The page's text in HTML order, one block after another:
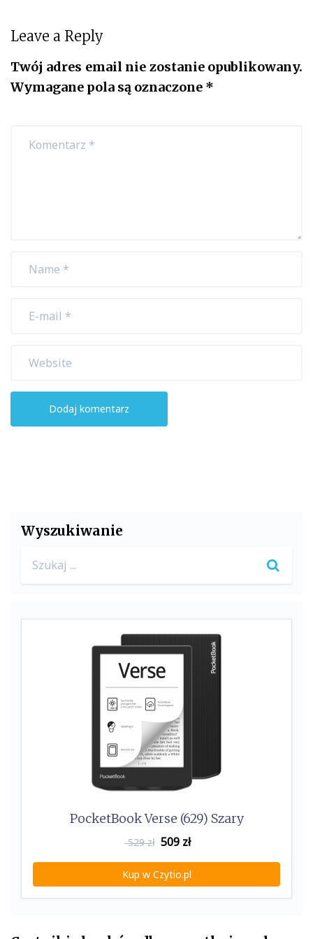
Leave a Reply
Twój adres email nie zostanie opublikowany.
Wymagane pola są oznaczone *
Wyszukiwanie
for:
PocketBook Verse (629) Szary
529 zł 509 zł
Kup w Czytio.pl